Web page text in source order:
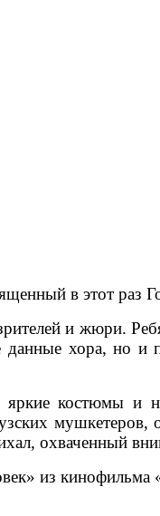
в
и жюри.
хора, но и
яркие костюмы
мушкетеров,
охваченный
из